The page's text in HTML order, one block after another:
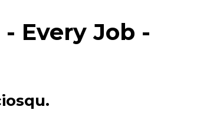
Every Job -